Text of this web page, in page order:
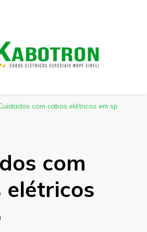
com cabos elétricos em sp
com
elétricos